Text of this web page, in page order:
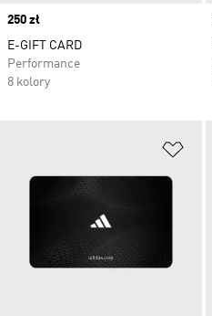
Price
250 zł
E-GIFT CARD
Performance
8 kolory